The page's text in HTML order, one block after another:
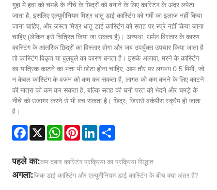
गुहा में हवा को चमड़े के नीचे के छिद्रों को बनाने के लिए कास्टिंग के अंदर लपेटा
जाता है, इसलिए एल्यूमीनियम मिश्र धातु डाई कास्टिंग को गर्मी का इलाज नहीं किया
जाना चाहिए, और जस्ता मिश्र धातु डाई कास्टिंग को सतह पर स्प्रे नहीं किया जाना
चाहिए (लेकिन इसे चित्रित किया जा सकता है)। अन्यथा, थर्मल विस्तार के कारण
कास्टिंग के आंतरिक छिद्रों का विस्तार होगा और जब उपर्युक्त उपचार किया जाता है
तो कास्टिंग विकृत या बुलबुले का कारण बनता है। इसके अलावा, मरने के कास्टिंग
का यांत्रिक काटने का भत्ता भी छोटा होना चाहिए, आम तौर पर लगभग 0.5 मिमी, जो
न केवल कास्टिंग के वजन को कम कर सकता है, लागत को कम करने के लिए काटने
की मात्रा को कम कर सकता है, बल्कि सतह की घनी परत को भेदने और चमड़े के
नीचे को उजागर करने से भी बच सकता है। छिद्र, जिससे वर्कपीस स्क्रैप हो जाता
है।
Facebook
X WhatsAppPinterestLinkedIn
पहले का:कम दबाव कास्टिंग प्रक्रिया का प्रक्रिया सिद्धांत
अगला:जिंक डाई कास्टिंग और एल्यूमीनियम डाई कास्टिंग के बीच क्या अंतर है?